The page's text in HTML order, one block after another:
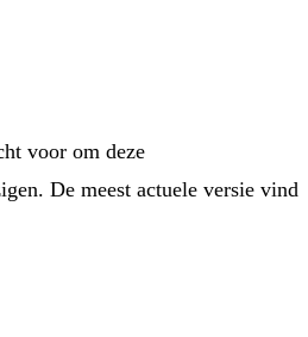
voor om deze
De meest actuele versie vind